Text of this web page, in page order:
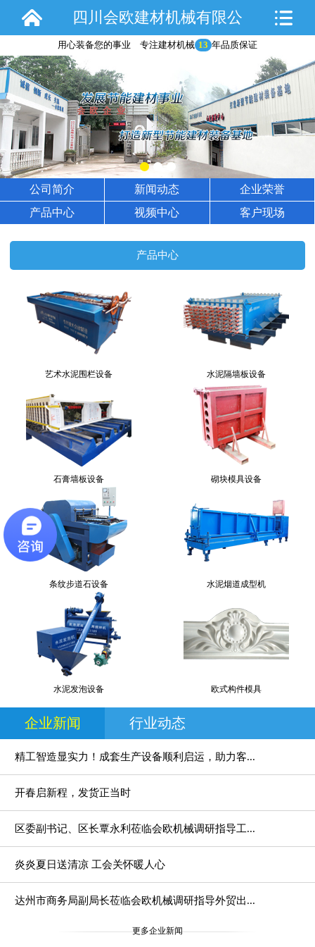
四川会欧建材机械有限公
司
用心装备您的事业 专注建材机械 13 年品质保证
公司简介 新闻动态
企业荣誉
产品中心
视频中心 客户现场
产品中心
艺术水泥围栏设备 水泥隔墙板设备
石膏墙板设备 砌块模具设备
条纹步道石设备 水泥烟道成型机
水泥发泡设备 欧式构件模具
企业新闻 行业动态
精工智造显实力！成套生产设备顺利启运，助力客...
开春启新程，发货正当时
区委副书记、区长覃永利莅临会欧机械调研指导工...
炎炎夏日送清凉 工会关怀暖人心
达州市商务局副局长莅临会欧机械调研指导外贸出...
更多企业新闻